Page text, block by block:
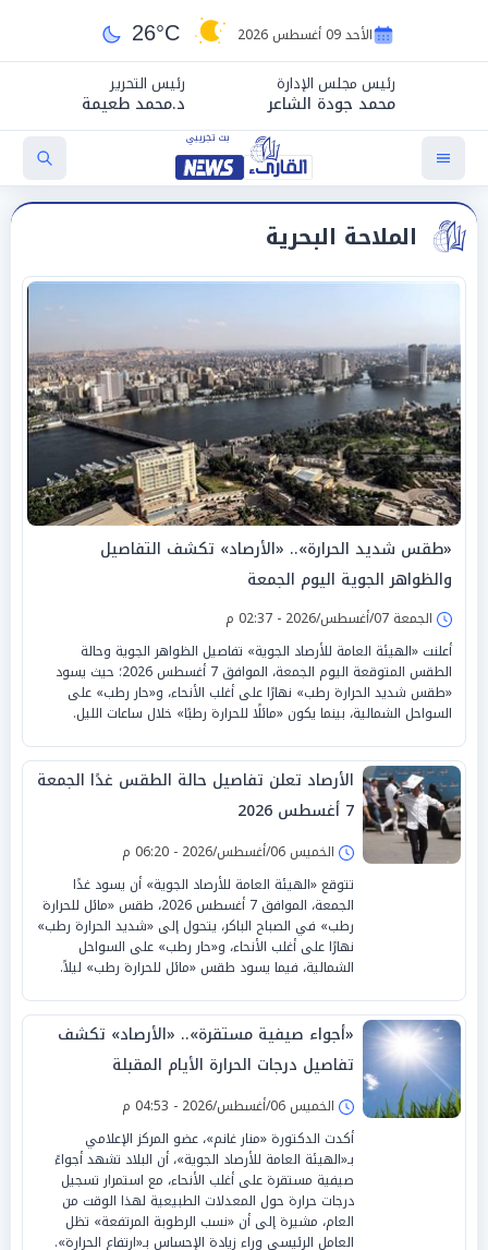
الأحد 09 أغسطس 2026 26°C
رئيس مجلس الإدارة
محمد جودة الشاعر
رئيس التحرير
د.محمد طعيمة
الملاحة البحرية
«طقس شديد الحرارة».. «الأرصاد» تكشف التفاصيل
والظواهر الجوية اليوم الجمعة
الجمعة 07/أغسطس/2026 - 02:37 م
أعلنت «الهيئة العامة للأرصاد الجوية» تفاصيل الظواهر الجوية وحالة
الطقس المتوقعة اليوم الجمعة، الموافق 7 أغسطس 2026؛ حيث يسود
«طقس شديد الحرارة رطب» نهارًا على أغلب الأنحاء، و«حار رطب» على
السواحل الشمالية، بينما يكون «مائلًا للحرارة رطبًا» خلال ساعات الليل.
الأرصاد تعلن تفاصيل حالة الطقس غدًا الجمعة
7 أغسطس 2026
الخميس 06/أغسطس/2026 - 06:20 م
تتوقع «الهيئة العامة للأرصاد الجوية» أن يسود غدًا
الجمعة، الموافق 7 أغسطس 2026، طقس «مائل للحرارة
رطب» في الصباح الباكر، يتحول إلى «شديد الحرارة رطب»
نهارًا على أغلب الأنحاء، و«حار رطب» على السواحل
الشمالية، فيما يسود طقس «مائل للحرارة رطب» ليلاً.
«أجواء صيفية مستقرة».. «الأرصاد» تكشف
تفاصيل درجات الحرارة الأيام المقبلة
الخميس 06/أغسطس/2026 - 04:53 م
أكدت الدكتورة «منار غانم»، عضو المركز الإعلامي
بـ«الهيئة العامة للأرصاد الجوية»، أن البلاد تشهد أجواءً
صيفية مستقرة على أغلب الأنحاء، مع استمرار تسجيل
درجات حرارة حول المعدلات الطبيعية لهذا الوقت من
العام، مشيرة إلى أن «نسب الرطوبة المرتفعة» تظل
العامل الرئيسي وراء زيادة الإحساس بـ«ارتفاع الحرارة».